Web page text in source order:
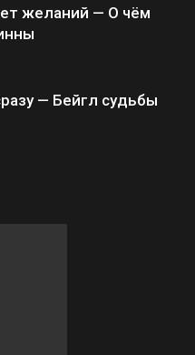
желаний — О чём
— Бейгл судьбы